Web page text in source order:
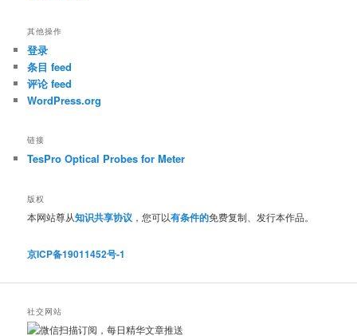
其他操作
登录
条目 feed
评论 feed
WordPress.org
链接
TesPro Optical Probes for Meter
版权
本网站尊从知识共享协议 ，您可以有条件的免费复制、发行本作品。
京ICP备19011452号-1
社交网站